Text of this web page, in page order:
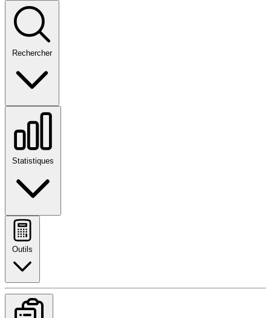
Rechercher
Statistiques
Outils